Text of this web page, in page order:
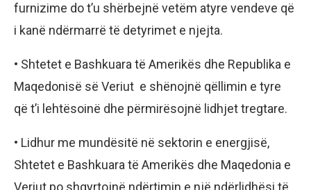
furnizime do t’u shërbejnë vetëm atyre vendeve që
i kanë ndërmarrë të detyrimet e njejta.
• Shtetet e Bashkuara të Amerikës dhe Republika e
Maqedonisë së Veriut e shënojnë qëllimin e tyre
që t’i lehtësoinë dhe përmirësojnë lidhjet tregtare.
• Lidhur me mundësitë në sektorin e energjisë,
Shtetet e Bashkuara të Amerikës dhe Maqedonia e